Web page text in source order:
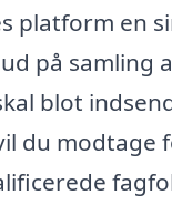
platform en
på samling
blot
du modtage